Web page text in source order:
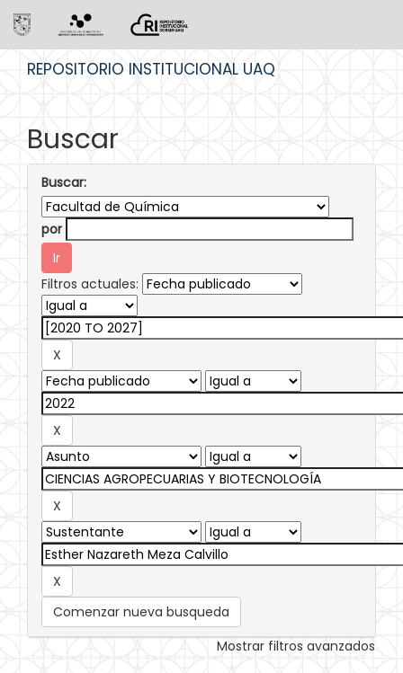
REPOSITORIO INSTITUCIONAL UAQ
Buscar
Buscar:
por
Filtros actuales:
Comenzar nueva busqueda
Mostrar filtros avanzados